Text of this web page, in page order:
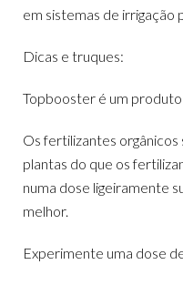
em sistemas de irrigação
Dicas e truques:
Topbooster é um produto
Os fertilizantes
plantas do que os
numa dose ligeiramente
melhor.
Experimente uma dose